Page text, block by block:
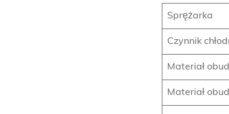
Sprężarka
Czynnik
Materiał
Materiał